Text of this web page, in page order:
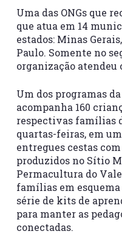
Uma das ONGs que
que atua em 14
estados: Minas
Paulo. Somente no
organização atendeu
Um dos programas
acompanha 160
respectivas famílias
quartas-feiras, em
entregues cestas
produzidos no Sítio
Permacultura do
famílias em
série de kits de
para manter as
conectadas.